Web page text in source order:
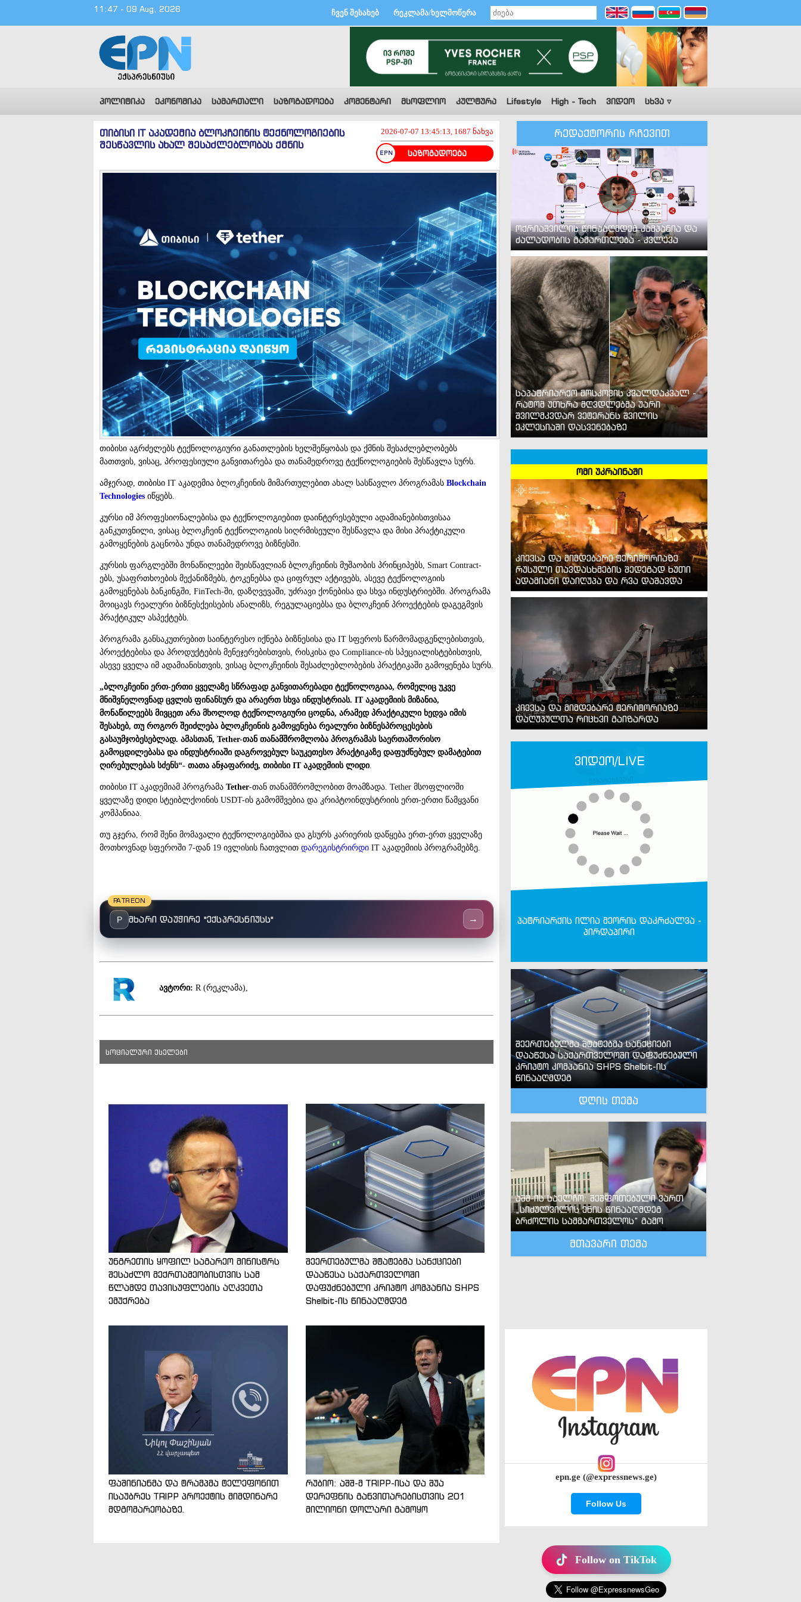
11:47 - 09 Aug, 2026 ჩვენ შესახებ რეკლამა/ხელმოწერა
პოლიტიკა ეკონომიკა სამართალი საზოგადოება კომენტარი მსოფლიო კულტურა Lifestyle High - Tech ვიდეო სხვა ▿
2026-07-07 13:45:13, 1687 ნახვა
საზოგადოება
თიბისი IT აკადემია ბლოკჩეინის ტექნოლოგიების
შესწავლის ახალ შესაძლებლობას ქმნის
თიბისი აგრძელებს ტექნოლოგიური განათლების ხელშეწყობას და ქმნის შესაძლებლობებს
მათთვის, ვისაც, პროფესიული განვითარება და თანამედროვე ტექნოლოგიების შესწავლა სურს.
ამჯერად, თიბისი IT აკადემია ბლოკჩეინის მიმართულებით ახალ სასწავლო პროგრამას Blockchain
Technologies იწყებს.
კურსი იმ პროფესიონალებისა და ტექნოლოგიებით დაინტერესებული ადამიანებისთვისაა
განკუთვნილი, ვისაც ბლოკჩეინ ტექნოლოგიის სიღრმისეული შესწავლა და მისი პრაქტიკული
გამოყენების გაცნობა უნდა თანამედროვე ბიზნესში.
კურსის ფარგლებში მონაწილეები შეისწავლიან ბლოკჩეინის მუშაობის პრინციპებს, Smart Contract-
ებს, უსაფრთხოების მექანიზმებს, ტოკენებსა და ციფრულ აქტივებს, ასევე ტექნოლოგიის
გამოყენებას ბანკინგში, FinTech-ში, დაზღვევაში, უძრავი ქონებისა და სხვა ინდუსტრიებში. პროგრამა
მოიცავს რეალური ბიზნესქეისების ანალიზს, რეგულაციებსა და ბლოკჩეინ პროექტების დაგეგმვის
პრაქტიკულ ასპექტებს.
პროგრამა განსაკუთრებით საინტერესო იქნება ბიზნესისა და IT სფეროს წარმომადგენლებისთვის,
პროექტებისა და პროდუქტების მენეჯერებისთვის, რისკისა და Compliance-ის სპეციალისტებისთვის,
ასევე ყველა იმ ადამიანისთვის, ვისაც ბლოკჩეინის შესაძლებლობების პრაქტიკაში გამოყენება სურს.
„ბლოკჩეინი ერთ-ერთი ყველაზე სწრაფად განვითარებადი ტექნოლოგიაა, რომელიც უკვე
მნიშვნელოვნად ცვლის ფინანსურ და არაერთ სხვა ინდუსტრიას. IT აკადემიის მიზანია,
მონაწილეებს მივცეთ არა მხოლოდ ტექნოლოგიური ცოდნა, არამედ პრაქტიკული ხედვა იმის
შესახებ, თუ როგორ შეიძლება ბლოკჩეინის გამოყენება რეალური ბიზნესპროცესების
გასაუმჯობესებლად. ამასთან, Tether-თან თანამშრომლობა პროგრამას საერთაშორისო
გამოცდილებასა და ინდუსტრიაში დაგროვებულ საუკეთესო პრაქტიკაზე დაფუძნებულ დამატებით
ღირებულებას სძენს“- თათა ანჯაფარიძე, თიბისი IT აკადემიის ლიდი.
თიბისი IT აკადემიამ პროგრამა Tether-თან თანამშრომლობით მოამზადა. Tether მსოფლიოში
ყველაზე დიდი სტეიბლქოინის USDT-ის გამომშვებია და კრიპტოინდუსტრიის ერთ-ერთი წამყვანი
კომპანიაა.
თუ გჯერა, რომ შენი მომავალი ტექნოლოგიებშია და გსურს კარიერის დაწყება ერთ-ერთ ყველაზე
მოთხოვნად სფეროში 7-დან 19 ივლისის ჩათვლით დარეგისტრირდი IT აკადემიის პროგრამებზე.
PATREON
P მხარი დაუჭირე "ექსპრესნიუსს" →
ავტორი: R (რეკლამა),
სოციალური ქსელები
უნგრეთის ყოფილ საგარეო მინისტრს
შესაძლო მექრთამეობისთვის სამ
წლამდე თავისუფლების აღკვეთა
ემუქრება
შეერთებულმა შტატებმა სანქციები
დააწესა საქართველოში
დაფუძნებული კრიპტო კომპანია SHPS
Shelbit-ის წინააღმდეგ
ფაშინიანმა და ტრამპმა ტელეფონით
ისაუბრეს TRIPP პროექტის მიმდინარე
მდგომარეობაზე.
რუბიო: აშშ-მ TRIPP-ისა და შუა
დერეფნის განვითარებისთვის 201
მილიონი დოლარი გამოყო
რედაქტორის რჩევით
ოქრიაშვილის წინააღმდეგ კამპანია და
ძალადობის გამართლება - კვლევა
საპატრიარქო მოსკოვის კვალდაკვალ -
რატომ უთხრა მღვდლებმა უარი
შვილმკვდარ ვეტერანს შვილის
ეკლესიაში დასვენებაზე
ომი უკრაინაში
კიევსა და მიმდებარე ტერიტორიაზე
რუსული თავდასხმების შედეგად ხუთი
ადამიანი დაიღუპა და რვა დაშავდა
კიევსა და მიმდებარე ტერიტორიაზე
დაღუპულთა რიცხვი გაიზარდა
ვიდეო/LIVE
პატრიარქის ილია მეორის დაკრძალვა -
პირდაპირი
შეერთებულმა შტატებმა სანქციები
დააწესა საქართველოში დაფუძნებული
კრიპტო კომპანია SHPS Shelbit-ის
წინააღმდეგ
დღის თემა
აშშ-ის საელჩო: შეშფოთებული ვართ
„სიძულვილის ენის წინააღმდეგ
ბრძოლის სამმართველოს“ გამო
მთავარი თემა
epn.ge (@expressnews.ge)
Follow Us
Follow on TikTok